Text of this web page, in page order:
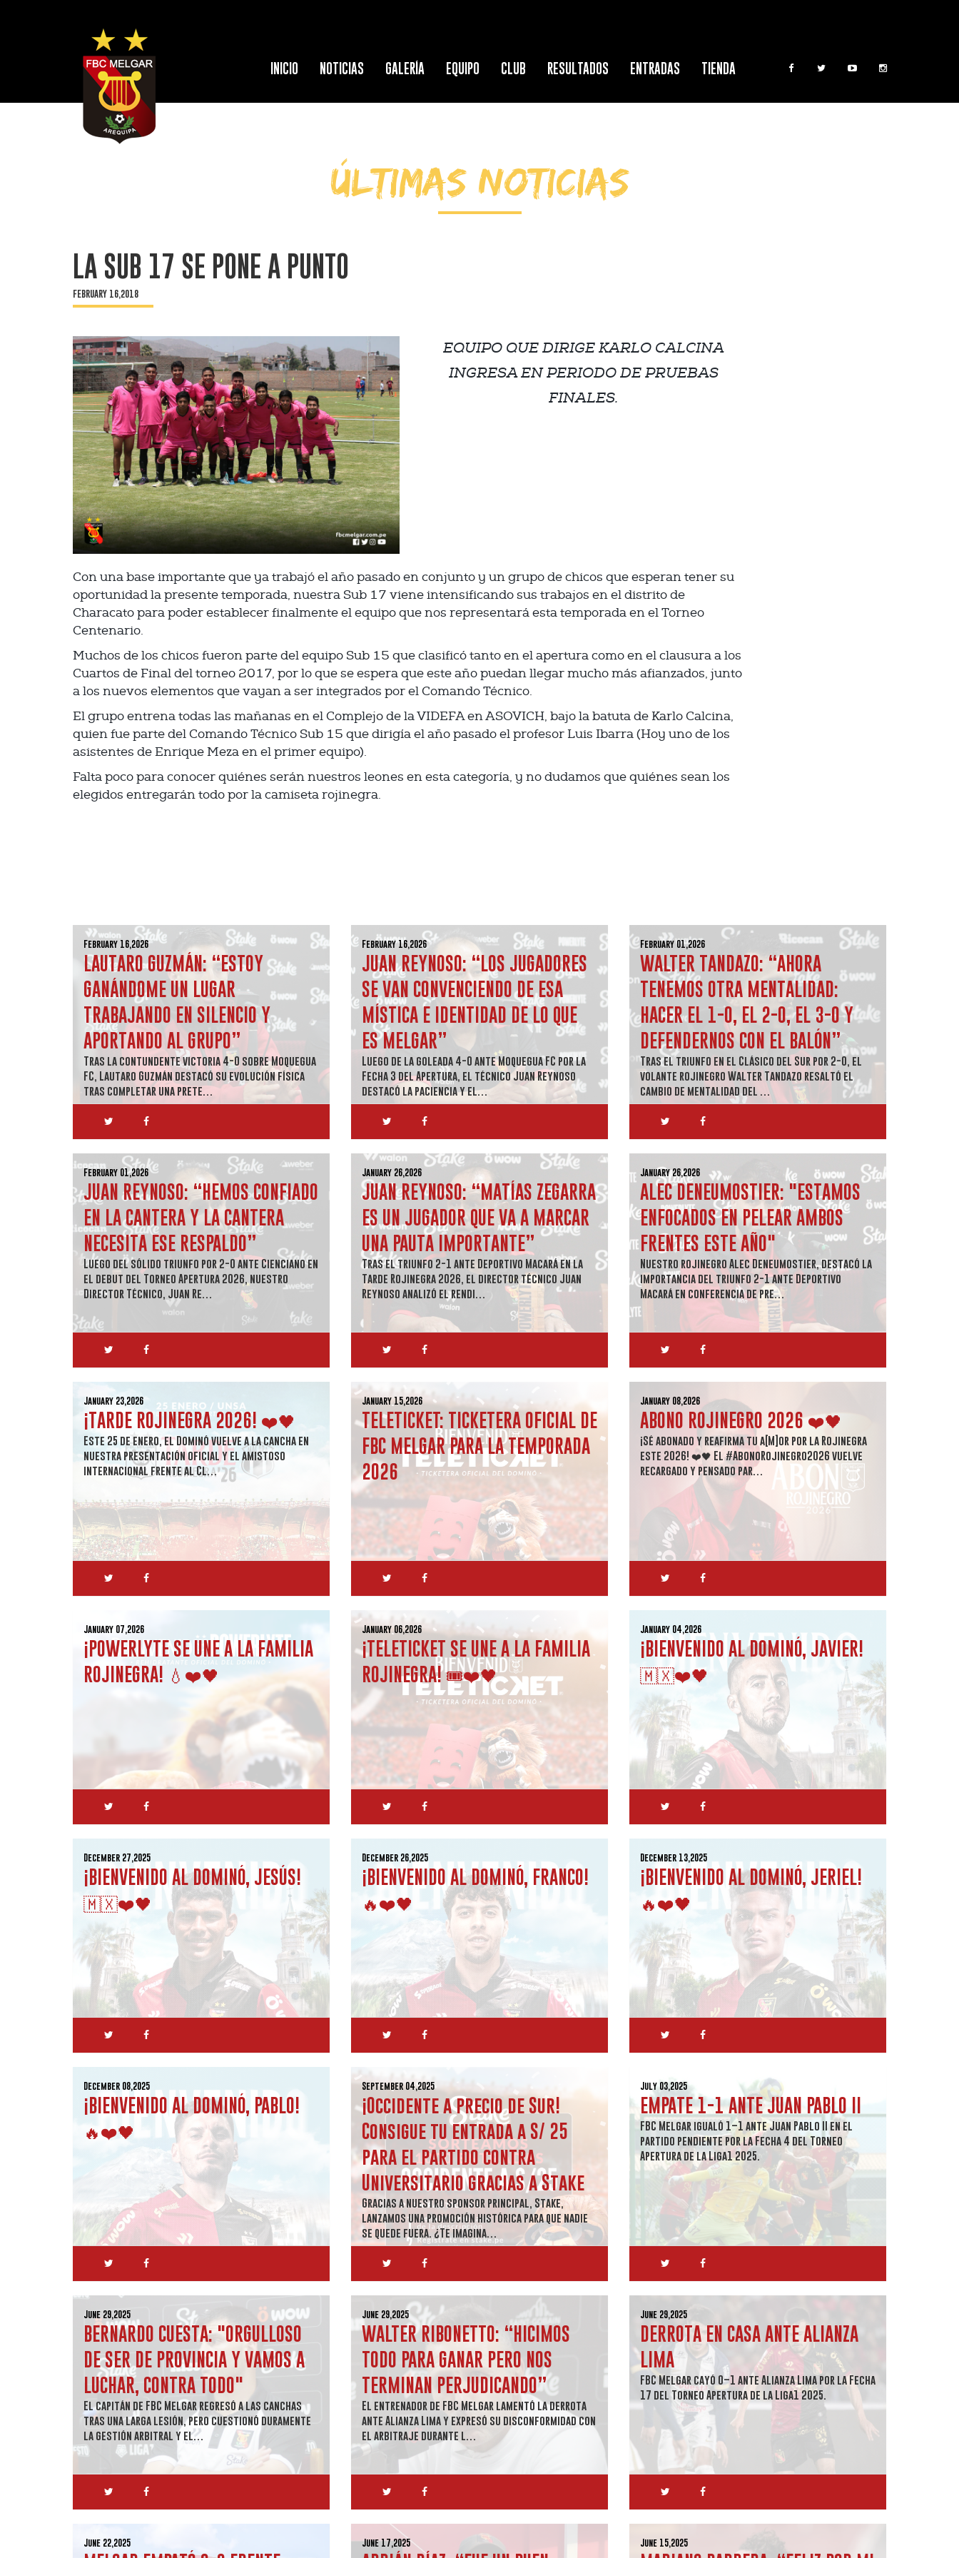
INICIO NOTICIAS GALERÍA EQUIPO CLUB RESULTADOS ENTRADAS TIENDA
ÚLTIMAS NOTICIAS
LA SUB 17 SE PONE A PUNTO
FEBRUARY 16,2018
EQUIPO QUE DIRIGE KARLO CALCINA
INGRESA EN PERIODO DE PRUEBAS
FINALES.
Con una base importante que ya trabajó el año pasado en conjunto y un grupo de chicos que esperan tener su
oportunidad la presente temporada, nuestra Sub 17 viene intensificando sus trabajos en el distrito de
Characato para poder establecer finalmente el equipo que nos representará esta temporada en el Torneo
Centenario.
Muchos de los chicos fueron parte del equipo Sub 15 que clasificó tanto en el apertura como en el clausura a los
Cuartos de Final del torneo 2017, por lo que se espera que este año puedan llegar mucho más afianzados, junto
a los nuevos elementos que vayan a ser integrados por el Comando Técnico.
El grupo entrena todas las mañanas en el Complejo de la VIDEFA en ASOVICH, bajo la batuta de Karlo Calcina,
quien fue parte del Comando Técnico Sub 15 que dirigía el año pasado el profesor Luis Ibarra (Hoy uno de los
asistentes de Enrique Meza en el primer equipo).
Falta poco para conocer quiénes serán nuestros leones en esta categoría, y no dudamos que quiénes sean los
elegidos entregarán todo por la camiseta rojinegra.
February 16,2026
LAUTARO GUZMÁN: “ESTOY
GANÁNDOME UN LUGAR
TRABAJANDO EN SILENCIO Y
APORTANDO AL GRUPO”
Tras la contundente victoria 4-0 sobre Moquegua
FC, Lautaro Guzmán destacó su evolución física
tras completar una prete…
February 16,2026
JUAN REYNOSO: “LOS JUGADORES
SE VAN CONVENCIENDO DE ESA
MÍSTICA E IDENTIDAD DE LO QUE
ES MELGAR”
Luego de la goleada 4-0 ante Moquegua FC por la
Fecha 3 del Apertura, el técnico Juan Reynoso
destacó la paciencia y el…
February 01,2026
WALTER TANDAZO: “AHORA
TENEMOS OTRA MENTALIDAD:
HACER EL 1-0, EL 2-0, EL 3-0 Y
DEFENDERNOS CON EL BALÓN”
Tras el triunfo en el Clásico del Sur por 2-0, el
volante rojinegro Walter Tandazo resaltó el
cambio de mentalidad del …
February 01,2026
JUAN REYNOSO: “HEMOS CONFIADO
EN LA CANTERA Y LA CANTERA
NECESITA ESE RESPALDO”
Luego del sólido triunfo por 2-0 ante Cienciano en
el debut del Torneo Apertura 2026, nuestro
Director Técnico, Juan Re…
January 26,2026
JUAN REYNOSO: “MATÍAS ZEGARRA
ES UN JUGADOR QUE VA A MARCAR
UNA PAUTA IMPORTANTE”
Tras el triunfo 2-1 ante Deportivo Macará en la
Tarde Rojinegra 2026, el director técnico Juan
Reynoso analizó el rendi…
January 26,2026
ALEC DENEUMOSTIER: "ESTAMOS
ENFOCADOS EN PELEAR AMBOS
FRENTES ESTE AÑO"
Nuestro rojinegro Alec Deneumostier, destacó la
importancia del triunfo 2-1 ante Deportivo
Macará en conferencia de pre…
January 23,2026
¡TARDE ROJINEGRA 2026! ❤️🖤
Este 25 de enero, el Dominó vuelve a la cancha en
nuestra presentación oficial y el amistoso
internacional frente al Cl…
January 15,2026
TELETICKET: TICKETERA OFICIAL DE
FBC MELGAR PARA LA TEMPORADA
2026
January 08,2026
ABONO ROJINEGRO 2026 ❤️🖤
¡Sé abonado y reafirma tu a[M]or por la Rojinegra
este 2026! ❤️🖤 El #AbonoRojinegro2026 vuelve
recargado y pensado par…
January 07,2026
¡POWERLYTE SE UNE A LA FAMILIA
ROJINEGRA! 💧❤️🖤
January 06,2026
¡TELETICKET SE UNE A LA FAMILIA
ROJINEGRA! 🎟️❤️🖤
January 04,2026
¡BIENVENIDO AL DOMINÓ, JAVIER!
🇲🇽❤️🖤
December 27,2025
¡BIENVENIDO AL DOMINÓ, JESÚS!
🇲🇽❤️🖤
December 26,2025
¡BIENVENIDO AL DOMINÓ, FRANCO!
🔥❤️🖤
December 13,2025
¡BIENVENIDO AL DOMINÓ, JERIEL!
🔥❤️🖤
December 08,2025
¡BIENVENIDO AL DOMINÓ, PABLO!
🔥❤️🖤
September 04,2025
¡Occidente a precio de Sur!
Consigue tu entrada a S/ 25
para el partido contra
Universitario gracias a Stake
Gracias a nuestro sponsor principal, Stake,
lanzamos una promoción histórica para que nadie
se quede fuera. ¿Te imagina…
July 03,2025
EMPATE 1-1 ANTE JUAN PABLO II
FBC Melgar igualó 1–1 ante Juan Pablo II en el
partido pendiente por la Fecha 4 del Torneo
Apertura de la Liga1 2025.
June 29,2025
BERNARDO CUESTA: "ORGULLOSO
DE SER DE PROVINCIA Y VAMOS A
LUCHAR, CONTRA TODO"
El capitán de FBC Melgar regresó a las canchas
tras una larga lesión, pero cuestionó duramente
la gestión arbitral y el…
June 29,2025
WALTER RIBONETTO: “HICIMOS
TODO PARA GANAR PERO NOS
TERMINAN PERJUDICANDO”
El entrenador de FBC Melgar lamentó la derrota
ante Alianza Lima y expresó su disconformidad con
el arbitraje durante l…
June 29,2025
DERROTA EN CASA ANTE ALIANZA
LIMA
FBC Melgar cayó 0–1 ante Alianza Lima por la Fecha
17 del Torneo Apertura de la Liga1 2025.
June 22,2025 June 17,2025 June 15,2025